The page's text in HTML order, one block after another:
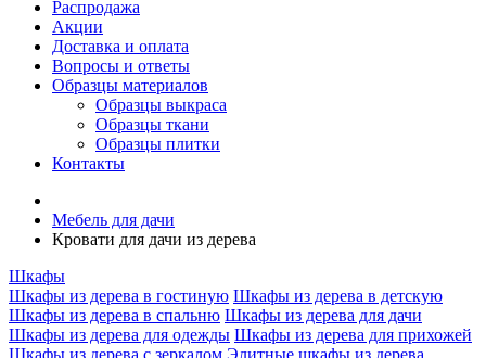
Распродажа
Акции
Доставка и оплата
Вопросы и ответы
Образцы материалов
Образцы выкраса
Образцы ткани
Образцы плитки
Контакты
Мебель для дачи
Кровати для дачи из дерева
Шкафы
Шкафы из дерева в гостиную Шкафы из дерева в детскую
Шкафы из дерева в спальню Шкафы из дерева для дачи
Шкафы из дерева для одежды Шкафы из дерева для прихожей
Шкафы из дерева с зеркалом Элитные шкафы из дерева